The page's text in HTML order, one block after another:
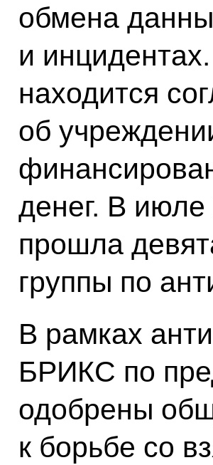
обмена
и
находится
об
денег. В
прошла
группы по
В рамках
БРИКС по
одобрены
к борьбе со